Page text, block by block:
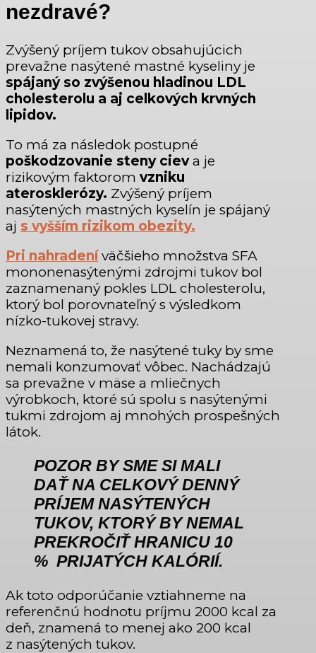
nezdravé?
Zvýšený príjem tukov obsahujúcich
prevažne nasýtené mastné kyseliny je
spájaný so zvýšenou hladinou LDL
cholesterolu a aj celkových krvných
lipidov.
To má za následok postupné
poškodzovanie steny cieva je
rizikovým faktorom vzniku
aterosklerózy. Zvýšený príjem
nasýtených mastných kyselín je spájaný
aj s vyšším rizikom obezity.
Pri nahradeníväčšieho množstva SFA
mononenasýtenými zdrojmi tukov bol
zaznamenaný pokles LDL cholesterolu,
ktorý bol porovnateľný s výsledkom
nízko-tukovej stravy.
Neznamená to, že nasýtené tuky by sme
nemali konzumovať vôbec. Nachádzajú
sa prevažne v mäse a mliečnych
výrobkoch, ktoré sú spolu s nasýtenými
tukmi zdrojom aj mnohých prospešných
látok.
POZOR BY SME SI MALI
DAŤ NA CELKOVÝ DENNÝ
PRÍJEM NASÝTENÝCH
TUKOV, KTORÝBY NEMAL
PREKROČIŤ HRANICU 10
% PRIJATÝCH KALÓRIÍ.
Ak toto odporúčanie vztiahneme na
referenčnú hodnotu príjmu 2000 kcal za
deň, znamená to menej ako 200 kcal
z nasýtených tukov.